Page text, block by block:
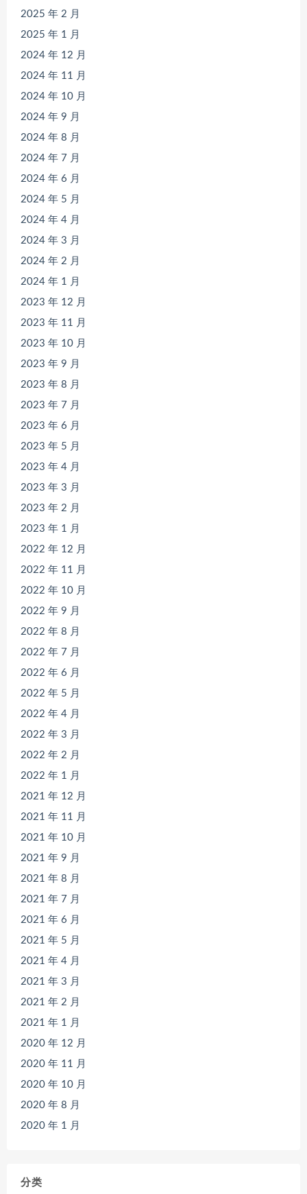
2025 年 2 月
2025 年 1 月
2024 年 12 月
2024 年 11 月
2024 年 10 月
2024 年 9 月
2024 年 8 月
2024 年 7 月
2024 年 6 月
2024 年 5 月
2024 年 4 月
2024 年 3 月
2024 年 2 月
2024 年 1 月
2023 年 12 月
2023 年 11 月
2023 年 10 月
2023 年 9 月
2023 年 8 月
2023 年 7 月
2023 年 6 月
2023 年 5 月
2023 年 4 月
2023 年 3 月
2023 年 2 月
2023 年 1 月
2022 年 12 月
2022 年 11 月
2022 年 10 月
2022 年 9 月
2022 年 8 月
2022 年 7 月
2022 年 6 月
2022 年 5 月
2022 年 4 月
2022 年 3 月
2022 年 2 月
2022 年 1 月
2021 年 12 月
2021 年 11 月
2021 年 10 月
2021 年 9 月
2021 年 8 月
2021 年 7 月
2021 年 6 月
2021 年 5 月
2021 年 4 月
2021 年 3 月
2021 年 2 月
2021 年 1 月
2020 年 12 月
2020 年 11 月
2020 年 10 月
2020 年 8 月
2020 年 1 月
分类